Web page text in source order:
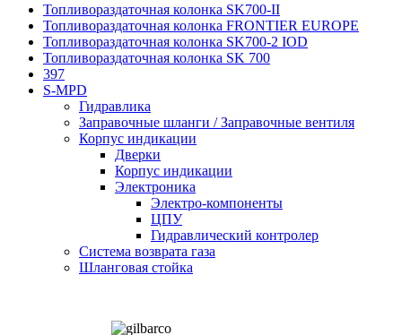
Топливораздаточная колонка SK700-II
Топливораздаточная колонка FRONTIER EUROPE
Топливораздаточная колонка SK700-2 IOD
Топливораздаточная колонка SK 700
397
S-MPD
Гидравлика
Заправочные шланги / Заправочные вентиля
Корпус индикации
Дверки
Корпус индикации
Электроника
Электро-компоненты
ЦПУ
Гидравлический контролер
Система возврата газа
Шланговая стойка